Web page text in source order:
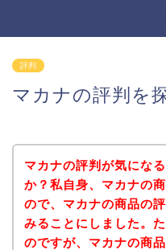
評判
マカナの評判を
マカナの評判が気にな
か？私自身、マカナの
ので、マカナの商品の
みることにしました。
のですが、マカナの商